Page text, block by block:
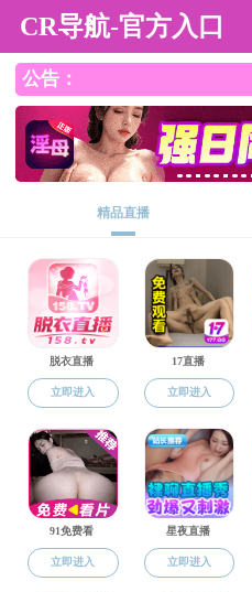
杏吧
杏吧概况
组织机构